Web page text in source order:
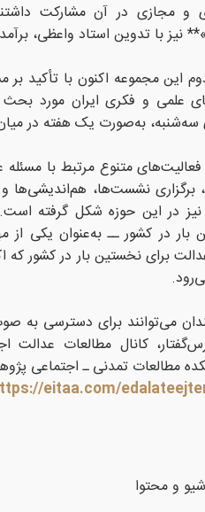
و مجازی در آن مشارکت
نیز با تدوین استاد واعظی،
این مجموعه اکنون با تأکید بر
علمی و فکری ایران مورد
به‌صورت یک هفته در میان، از ساعت ۸
فعالیت‌های متنوع مرتبط با
برگزاری نشست‌ها، هم‌اندیشی‌ها
در این حوزه شکل گرفته است.
بار در کشور ــ به‌عنوان یکی از
برای نخستین بار در کشور که
می‌توانند برای دسترسی به
کانال مطالعات
مطالعات تمدنی ـ اجتماعی
eitaa.com/
و محتوا